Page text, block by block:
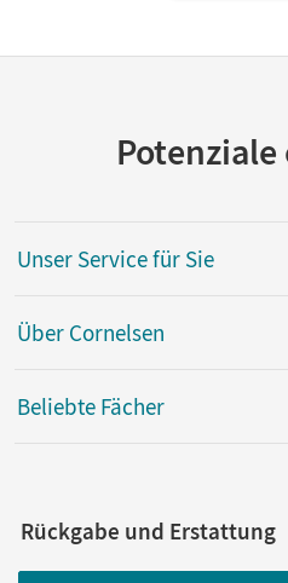
Unser Service für Sie
Über Cornelsen
Beliebte Fächer
Rückgabe und Erstattung